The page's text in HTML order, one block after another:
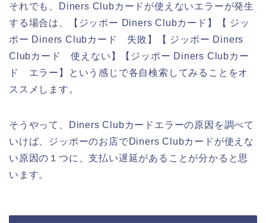
それでも、Diners Clubカードが使えないエラーが発生
する場合は、【ジッポー Diners Clubカード】【 ジッ
ポー Diners Clubカード 失敗】【 ジッポー Diners
Clubカード 使えない】【ジッポー Diners Clubカー
ド エラー】という感じで各自検索してみることをオ
ススメします。
そうやって、Diners Clubカードエラーの原因を調べて
いけば、ジッポーのお店でDiners Clubカードが使えな
い原因の１つに、支払い遅延があることが分かると思
います。